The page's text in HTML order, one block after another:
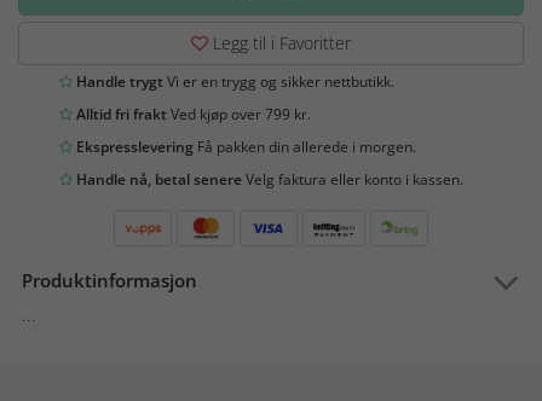
Legg til i Favoritter
Handle trygtVi er en trygg og sikker nettbutikk.
Alltid fri fraktVed kjøp over 799 kr.
Ekspresslevering Få pakken din allerede i morgen.
Handle nå, betal senereVelg faktura eller konto i kassen.
Produktinformasjon
...